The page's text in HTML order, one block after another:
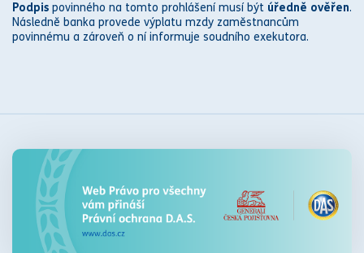
Podpis povinného na tomto prohlášení musí být úředně ověřen.
Následně banka provede výplatu mzdy zaměstnancům
povinnému a zároveň o ní informuje soudního exekutora.